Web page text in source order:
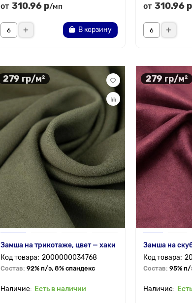
от 310.96 р/мп
В корзину
от 310.96 р
279 гр/м²
Замша на трикотаже, цвет — хаки
2000000034768
Состав: 92% п/э, 8% спандекс
Есть в наличии
279 гр/м²
Замша на
Состав: 95% п/